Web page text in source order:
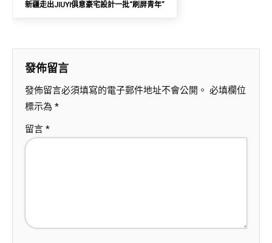
新疆走出JIUYI俱意豪宅設計一批“刷屏青年”
發佈留言
發佈留言必須填寫的電子郵件地址不會公開。 必填欄位
標示為 *
留言 *